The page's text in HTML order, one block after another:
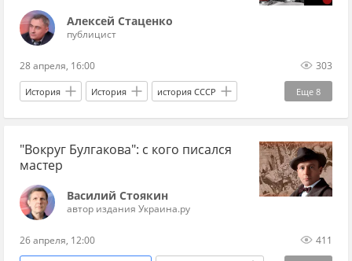
Санкт-Петербург
Александринский театр
спектакли
Алексей Стаценко
публицист
28 апреля, 16:00 303
Еще 8
История История история СССР
история Новороссии Москва Харьков
Россия авиация институт Наука
"Вокруг Булгакова": с кого писался
мастер
Василий Стоякин
автор издания Украина.ру
26 апреля, 12:00 411